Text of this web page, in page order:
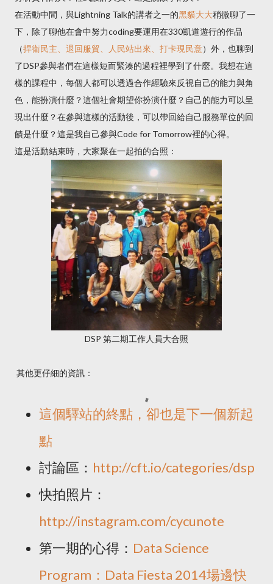
在活動中間，與Lightning Talk的講者之一的黑貘大大稍微聊了一
下，除了聊他在會中努力coding要運用在330凱道遊行的作品
（捍衛民主、退回服貿、人民站出來、打卡現民意）外，也聊到
了DSP參與者們在這樣短而緊湊的過程裡學到了什麼。我想在這
樣的課程中，每個人都可以透過合作經驗來反視自己的能力與角
色，能扮演什麼？這個社會期望你扮演什麼？自己的能力可以呈
現出什麼？在參與這樣的活動後，可以帶回給自己服務單位的回
饋是什麼？這是我自己參與Code for Tomorrow裡的心得。
這是活動結束時，大家聚在一起拍的合照：
DSP 第二期工作人員大合照
其他更仔細的資訊：
這個驛站的終點，卻也是下一個新起
點
討論區： http://cft.io/categories/dsp
快拍照片：
http://instagram.com/cycunote
第一期的心得： Data Science
Program：Data Fiesta 2014場邊快